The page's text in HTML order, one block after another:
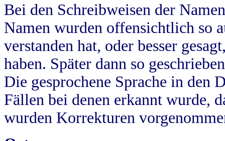
Bei den Schreibweisen der
Namen wurden offensichtlich so
verstanden hat, oder besser
haben. Später dann so
Die gesprochene Sprache in
Fällen bei denen erkannt wurde,
wurden Korrekturen